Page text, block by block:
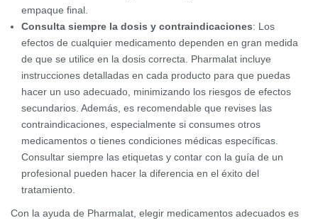
empaque final.
Consulta siempre la dosis y contraindicaciones: Los
efectos de cualquier medicamento dependen en gran medida
de que se utilice en la dosis correcta. Pharmalat incluye
instrucciones detalladas en cada producto para que puedas
hacer un uso adecuado, minimizando los riesgos de efectos
secundarios. Además, es recomendable que revises las
contraindicaciones, especialmente si consumes otros
medicamentos o tienes condiciones médicas específicas.
Consultar siempre las etiquetas y contar con la guía de un
profesional pueden hacer la diferencia en el éxito del
tratamiento.
Con la ayuda de Pharmalat, elegir medicamentos adecuados es